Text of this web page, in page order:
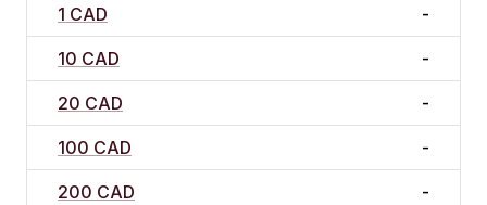
1 CAD -
10 CAD -
20 CAD -
100 CAD -
200 CAD -